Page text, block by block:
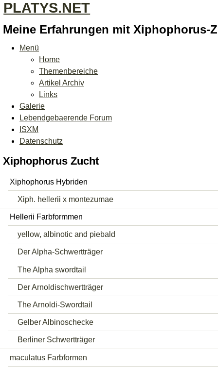
PLATYS.NET
Meine Erfahrungen mit Xiphophorus-
Menü
Home
Themenbereiche
Artikel Archiv
Links
Galerie
Lebendgebaerende Forum
ISXM
Datenschutz
Xiphophorus Zucht
Xiphophorus Hybriden
Xiph. hellerii x montezumae
Hellerii Farbformmen
yellow, albinotic and piebald
Der Alpha-Schwertträger
The Alpha swordtail
Der Arnoldischwertträger
The Arnoldi-Swordtail
Gelber Albinoschecke
Berliner Schwertträger
maculatus Farbformen